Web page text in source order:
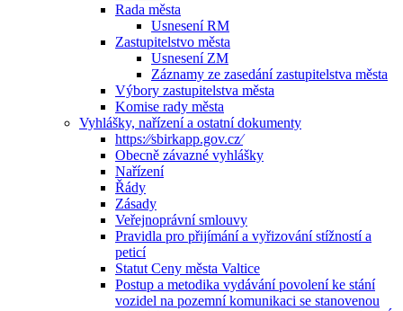
Rada města
Usnesení RM
Zastupitelstvo města
Usnesení ZM
Záznamy ze zasedání zastupitelstva města
Výbory zastupitelstva města
Komise rady města
Vyhlášky, nařízení a ostatní dokumenty
https:⁄⁄sbirkapp.gov.cz⁄
Obecně závazné vyhlášky
Nařízení
Řády
Zásady
Veřejnoprávní smlouvy
Pravidla pro přijímání a vyřizování stížností a
peticí
Statut Ceny města Valtice
Postup a metodika vydávání povolení ke stání
vozidel na pozemní komunikaci se stanovenou